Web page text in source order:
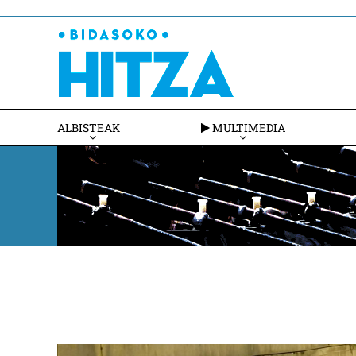
ALBISTEAK MULTIMEDIA